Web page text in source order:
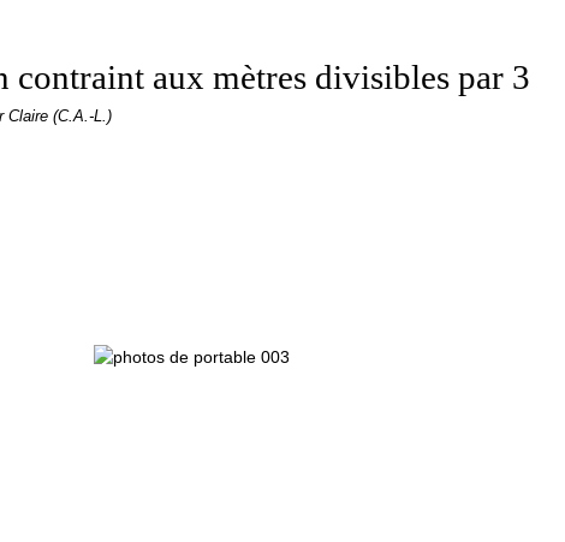
contraint aux mètres divisibles par 3
Claire (C.A.-L.)